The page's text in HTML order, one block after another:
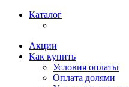
Каталог
Акции
Как купить
Условия оплаты
Оплата долями